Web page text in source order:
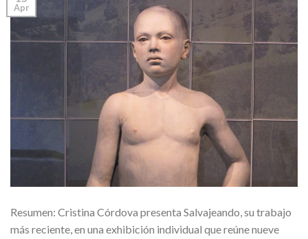
Apr
Resumen: Cristina Córdova presenta Salvajeando, su trabajo
más reciente, en una exhibición individual que reúne nueve